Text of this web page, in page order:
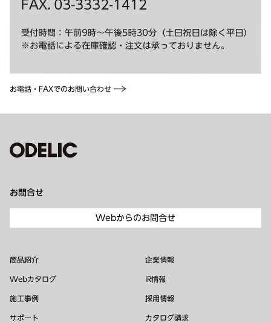
お電話・FAXでのお問い合わせ
お問合せ
Webからのお問合せ
商品紹介
Webカタログ
施工事例
サポート
企業情報
IR情報
採用情報
カタログ請求